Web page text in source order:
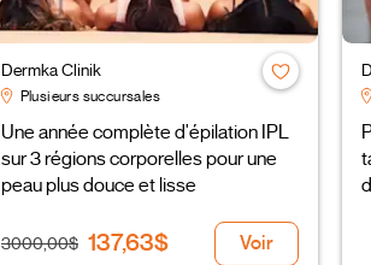
Dermka Clinik
Plusieurs succursales
Une année complète d'épilation IPL
sur 3 régions corporelles pour une
peau plus douce et lisse
3000,00$ 137,63$ Voir